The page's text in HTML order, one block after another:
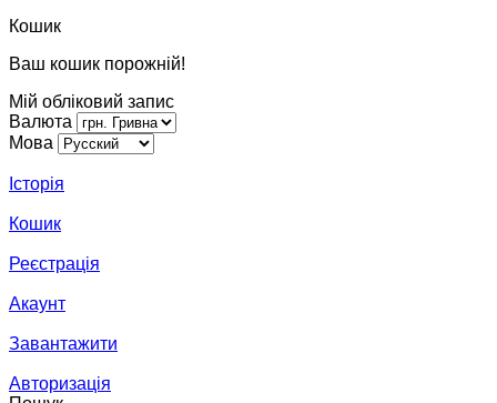
Кошик
Ваш кошик порожній!
Мій обліковий запис
Валюта
Мова
Історія
Кошик
Реєстрація
Акаунт
Завантажити
Авторизація